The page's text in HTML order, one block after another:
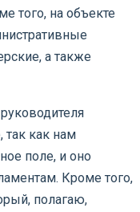
того, на объекте
а также
так как нам
поле, и оно
Кроме того,
полагаю,